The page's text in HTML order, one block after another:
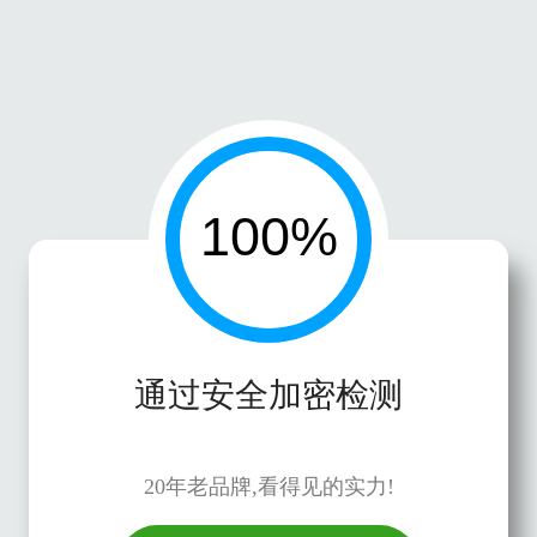
通过安全加密检测
20年老品牌,看得见的实力!